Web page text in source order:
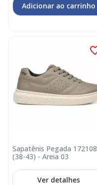
Adicionar ao carrinho
Sapatênis Pegada 172108
(38-43) - Areia 03
Ver detalhes